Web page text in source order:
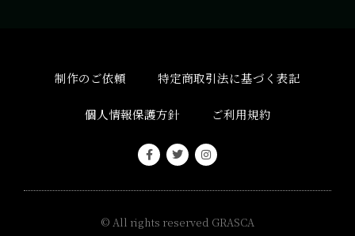
制作のご依頼 特定商取引法に基づく表記
個人情報保護方針 ご利用規約
© All rights reserved GRASCA